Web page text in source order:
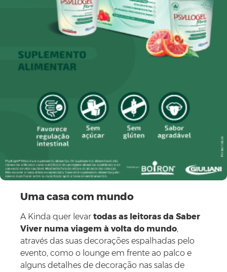
Uma casa com mundo
A Kinda quer levar todas as leitoras da Saber
Viver numa viagem à volta do mundo,
através das suas decorações espalhadas pelo
evento, como o lounge em frente ao palco e
alguns detalhes de decoração nas salas de